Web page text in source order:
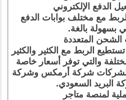
مع مختلف بوابات الدفع
بسهولة بالغة.
الربط مع الكثير والكثير
والتي توفر أسعار خاصة
شركة أرمكس وشركة
البريد السعودي.
لمنصة متاجر